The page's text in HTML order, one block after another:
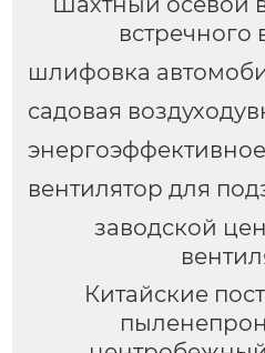
шлифовка
садовая
вентилятор для
заводской
Китайские